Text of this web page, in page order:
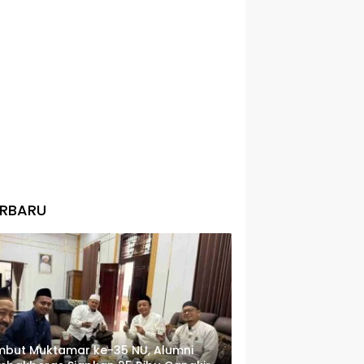
Muktamar ke-35 NU, Alumni